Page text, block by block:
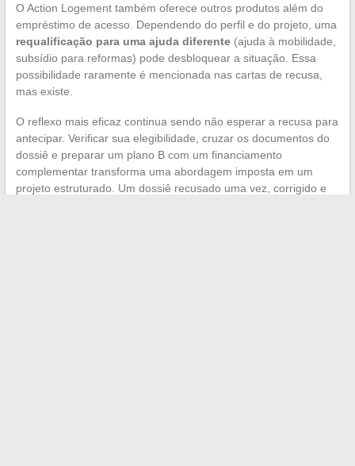
O Action Logement também oferece outros produtos além do
empréstimo de acesso. Dependendo do perfil e do projeto, uma
requalificação para uma ajuda diferente(ajuda à mobilidade,
subsídio para reformas) pode desbloquear a situação. Essa
possibilidade raramente é mencionada nas cartas de recusa,
mas existe.
O reflexo mais eficaz continua sendo não esperar a recusa para
antecipar. Verificar sua elegibilidade, cruzar os documentos do
dossiê e preparar um plano B com um financiamento
complementar transforma uma abordagem imposta em um
projeto estruturado. Um dossiê recusado uma vez, corrigido e